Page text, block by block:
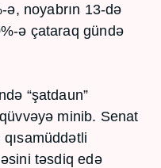
ə, noyabrın 13-də
ə çataraq gündə
“şatdaun”
minib. Senat
təsdiq edə